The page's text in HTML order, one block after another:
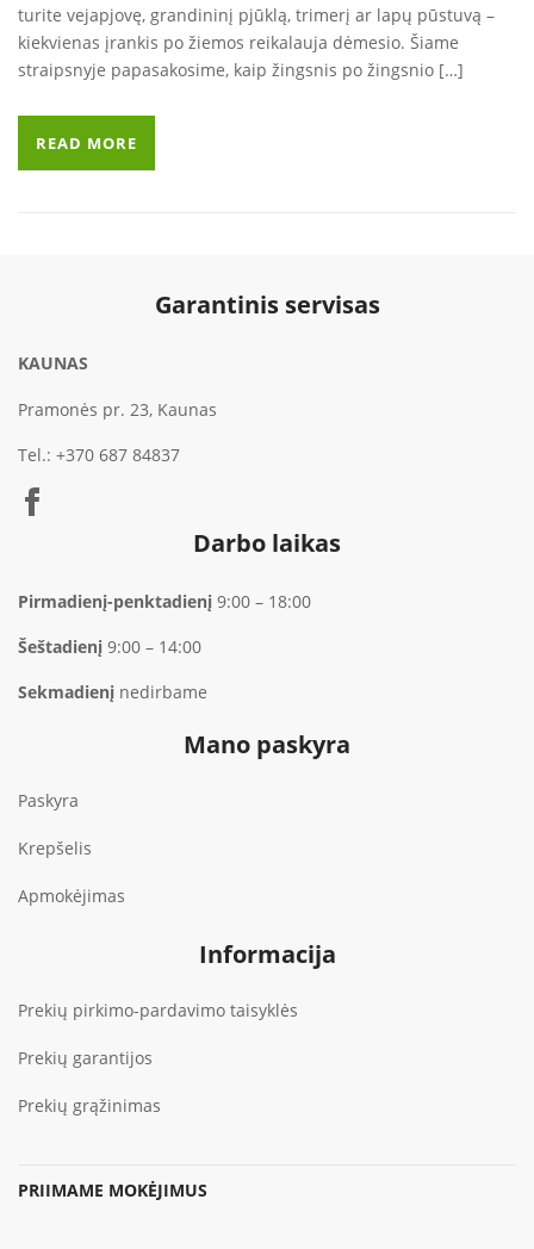
turite vejapjovę, grandininį pjūklą, trimerį ar lapų pūstuvą –
kiekvienas įrankis po žiemos reikalauja dėmesio. Šiame
straipsnyje papasakosime, kaip žingsnis po žingsnio […]
READ MORE
Garantinis servisas
KAUNAS
Pramonės pr. 23, Kaunas
Tel.: +370 687 84837
Darbo laikas
Pirmadienį-penktadienį 9:00 – 18:00
Šeštadienį 9:00 – 14:00
Sekmadienį nedirbame
Mano paskyra
Paskyra
Krepšelis
Apmokėjimas
Informacija
Prekių pirkimo-pardavimo taisyklės
Prekių garantijos
Prekių grąžinimas
PRIIMAME MOKĖJIMUS